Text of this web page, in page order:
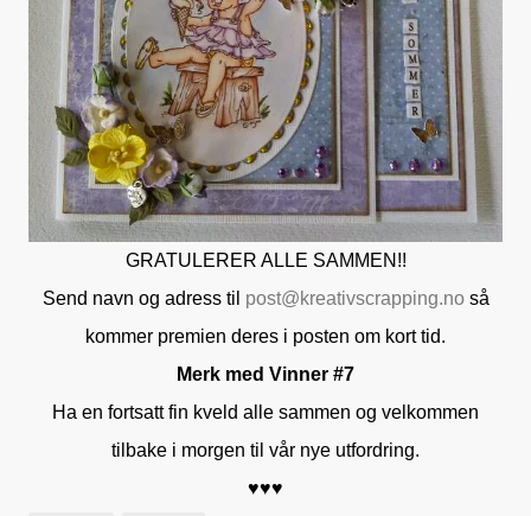
GRATULERER ALLE SAMMEN!!
Send navn og adress til post@kreativscrapping.noså
kommer premien deres i posten om kort tid.
Merk med Vinner #7
Ha en fortsatt fin kveld alle sammen og velkommen
tilbake i morgen til vår nye utfordring.
♥♥♥